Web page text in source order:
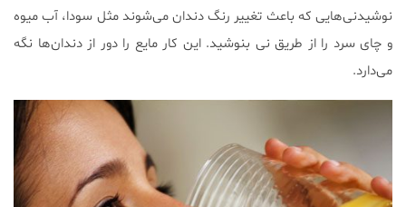
نوشیدنی‌هایی که باعث تغییر رنگ دندان می‌شوند مثل سودا، آب میوه
و چای سرد را از طریق نی بنوشید. این کار مایع را دور از دندان‌ها نگه
می‌دارد.